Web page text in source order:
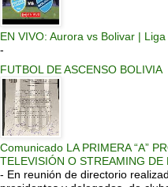
EN VIVO: Aurora vs Bolivar |
-
FUTBOL DE ASCENSO BOLIVIA
Comunicado LA PRIMERA “A”
TELEVISIÓN O STREAMING
- En reunión de directorio